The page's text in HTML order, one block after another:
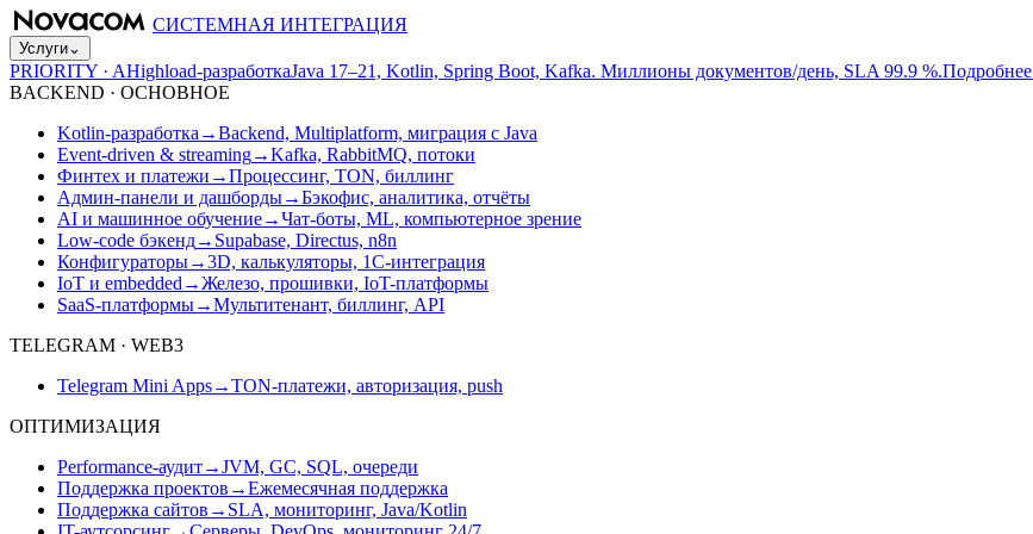
СИСТЕМНАЯ ИНТЕГРАЦИЯ
Услуги⌄
PRIORITY · AHighload-разработкаJava 17–21, Kotlin, Spring Boot, Kafka. Миллионы документов/день, SLA 99.9 %.Подробнее
BACKEND · ОСНОВНОЕ
Kotlin-разработка →Backend, Multiplatform, миграция с Java
Event-driven & streaming→Kafka, RabbitMQ, потоки
Финтех и платежи →Процессинг, TON, биллинг
Админ-панели и дашборды→Бэкофис, аналитика, отчёты
AI и машинное обучение→Чат-боты, ML, компьютерное зрение
Low-code бэкенд→ Supabase, Directus, n8n
Конфигураторы→3D, калькуляторы, 1С-интеграция
IoT и embedded →Железо, прошивки, IoT-платформы
SaaS-платформы→Мультитенант, биллинг, API
TELEGRAM · WEB3
Telegram Mini Apps→TON-платежи, авторизация, push
ОПТИМИЗАЦИЯ
Performance-аудит→JVM, GC, SQL, очереди
Поддержка проектов →Ежемесячная поддержка
Поддержка сайтов → SLA, мониторинг, Java/Kotlin